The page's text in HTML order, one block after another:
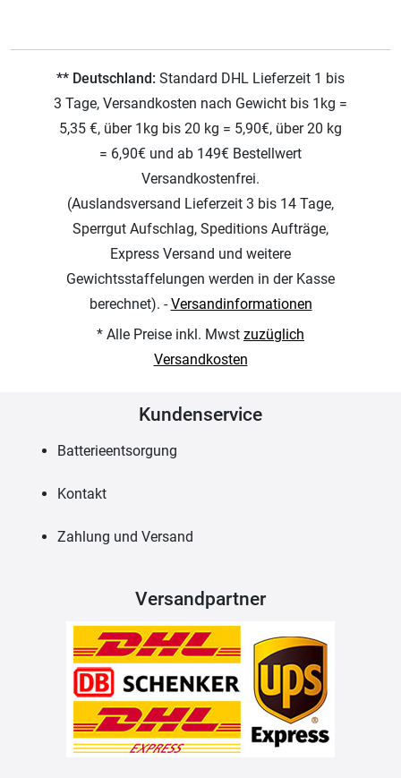
** Deutschland: Standard DHL Lieferzeit 1 bis
3 Tage, Versandkosten nach Gewicht bis 1kg =
5,35 €, über 1kg bis 20 kg = 5,90€, über 20 kg
= 6,90€ und ab 149€ Bestellwert
Versandkostenfrei.
(Auslandsversand Lieferzeit 3 bis 14 Tage,
Sperrgut Aufschlag, Speditions Aufträge,
Express Versand und weitere
Gewichtsstaffelungen werden in der Kasse
berechnet). -Versandinformationen
* Alle Preise inkl. Mwst zuzüglich
Versandkosten
Kundenservice
Batterieentsorgung
Kontakt
Zahlung und Versand
Versandpartner